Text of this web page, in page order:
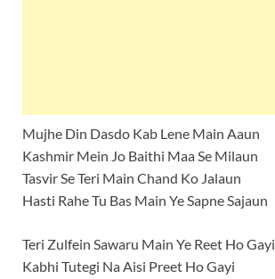
Mujhe Din Dasdo Kab Lene Main Aaun
Kashmir Mein Jo Baithi Maa Se Milaun
Tasvir Se Teri Main Chand Ko Jalaun
Hasti Rahe Tu Bas Main Ye Sapne Sajaun
Teri Zulfein Sawaru Main Ye Reet Ho Gayi
Kabhi Tutegi Na Aisi Preet Ho Gayi